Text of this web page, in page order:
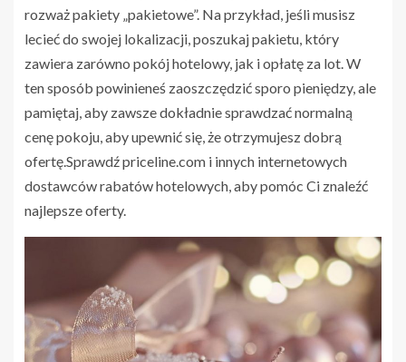
rozważ pakiety „pakietowe”. Na przykład, jeśli musisz
lecieć do swojej lokalizacji, poszukaj pakietu, który
zawiera zarówno pokój hotelowy, jak i opłatę za lot. W
ten sposób powinieneś zaoszczędzić sporo pieniędzy, ale
pamiętaj, aby zawsze dokładnie sprawdzać normalną
cenę pokoju, aby upewnić się, że otrzymujesz dobrą
ofertę.Sprawdź priceline.com i innych internetowych
dostawców rabatów hotelowych, aby pomóc Ci znaleźć
najlepsze oferty.